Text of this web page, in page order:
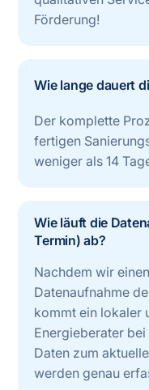
Förderung!
Wie lange dauert
Der komplette
fertigen
weniger als 14
Wie läuft die
Termin) ab?
Nachdem wir
Datenaufnahme
kommt ein lokaler
Energieberater
Daten zum
werden genau